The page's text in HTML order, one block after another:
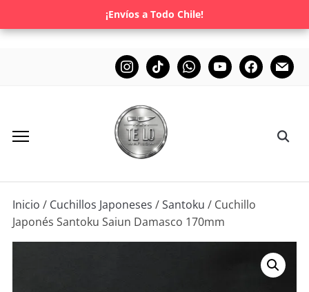
¡Envíos a Todo Chile!
Inicio / Cuchillos Japoneses /Santoku / Cuchillo
Japonés Santoku Saiun Damasco 170mm